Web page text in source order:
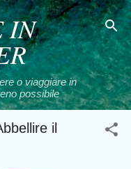
IN
o viaggiare in
possibile
il